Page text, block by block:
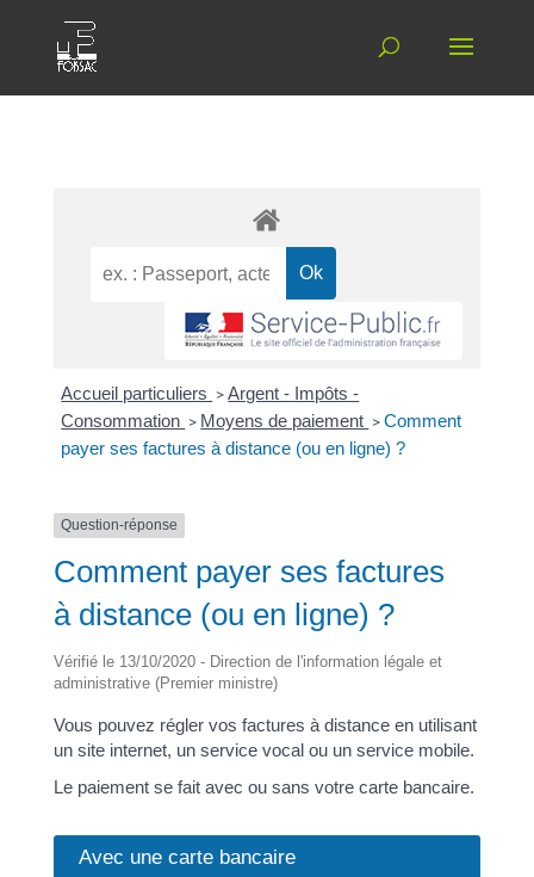
Accueil particuliers >Argent - Impôts -
Consommation > Moyens de paiement >Comment
payer ses factures à distance (ou en ligne) ?
Question-réponse
Comment payer ses factures
à distance (ou en ligne) ?
Vérifié le 13/10/2020 - Direction de l'information légale et
administrative (Premier ministre)
Vous pouvez régler vos factures à distance en utilisant
un site internet, un service vocal ou un service mobile.
Le paiement se fait avec ou sans votre carte bancaire.
Avec une carte bancaire